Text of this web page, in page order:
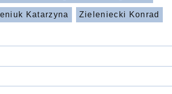
Katarzyna Zieleniecki Konrad